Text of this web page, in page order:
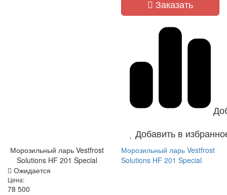
Заказать
Добавить в
Морозильный ларь Vestfrost
Solutions HF 201 Special
Морозильный ларь Vestfrost
Solutions HF 201 Special
Ожидается
Цена:
78 500